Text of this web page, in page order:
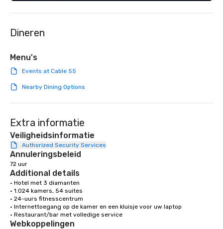
local expertise, and
Dineren
Menu's
Events at Cable 55
Nearby Dining Options
Extra informatie
Veiligheidsinformatie
Authorized Security Services
Annuleringsbeleid
72 uur
Additional details
• Hotel met 3 diamanten
• 1.024 kamers, 54 suites
• 24-uurs fitnesscentrum
• Internettoegang op de kamer en een kluisje voor uw laptop
• Restaurant/bar met volledige service
Webkoppelingen